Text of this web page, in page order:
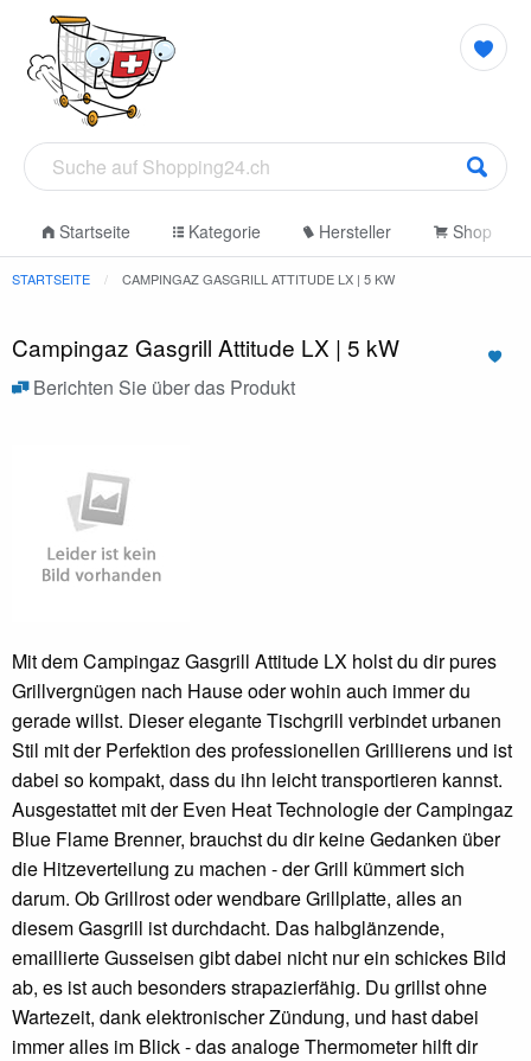
Startseite Kategorie Hersteller Shop
STARTSEITE CAMPINGAZ GASGRILL ATTITUDE LX | 5 KW
Campingaz Gasgrill Attitude LX | 5 kW
Berichten Sie über das Produkt
Mit dem Campingaz Gasgrill Attitude LX holst du dir pures
Grillvergnügen nach Hause oder wohin auch immer du
gerade willst. Dieser elegante Tischgrill verbindet urbanen
Stil mit der Perfektion des professionellen Grillierens und ist
dabei so kompakt, dass du ihn leicht transportieren kannst.
Ausgestattet mit der Even Heat Technologie der Campingaz
Blue Flame Brenner, brauchst du dir keine Gedanken über
die Hitzeverteilung zu machen - der Grill kümmert sich
darum. Ob Grillrost oder wendbare Grillplatte, alles an
diesem Gasgrill ist durchdacht. Das halbglänzende,
emaillierte Gusseisen gibt dabei nicht nur ein schickes Bild
ab, es ist auch besonders strapazierfähig. Du grillst ohne
Wartezeit, dank elektronischer Zündung, und hast dabei
immer alles im Blick - das analoge Thermometer hilft dir